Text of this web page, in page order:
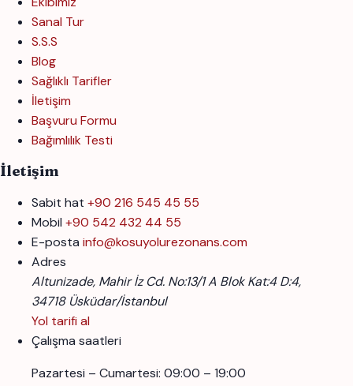
Sanal Tur
S.S.S
Blog
Sağlıklı Tarifler
İletişim
Başvuru Formu
Bağımlılık Testi
İletişim
Sabit hat +90 216 545 45 55
Mobil +90 542 432 44 55
E-posta info@kosuyolurezonans.com
Adres
Altunizade, Mahir İz Cd. No:13/1 A Blok Kat:4 D:4,
34718 Üsküdar/İstanbul
Yol tarifi al
Çalışma saatleri
Pazartesi – Cumartesi: 09:00 – 19:00